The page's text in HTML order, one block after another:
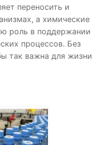
переносить и
а химические
роль в поддержании
процессов. Без
так важна для жизни